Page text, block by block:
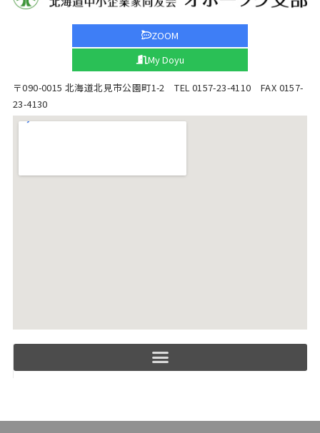
ZOOM
My Doyu
〒090-0015 北海道北見市公園町1-2 TEL 0157-23-4110 FAX 0157-
23-4130